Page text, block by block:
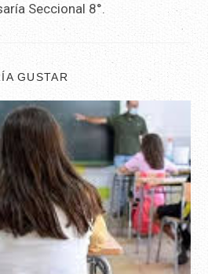
Seccional 8°.
GUSTAR